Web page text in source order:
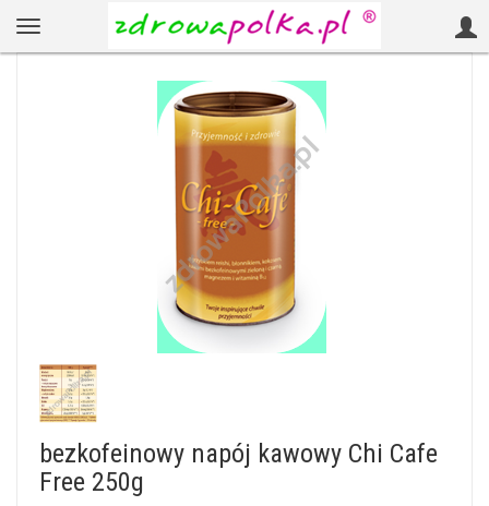
bezkofeinowy napój kawowy Chi Cafe
Free 250g